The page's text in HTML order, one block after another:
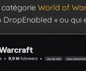
catégorie World of
DropEnabled » ou qui